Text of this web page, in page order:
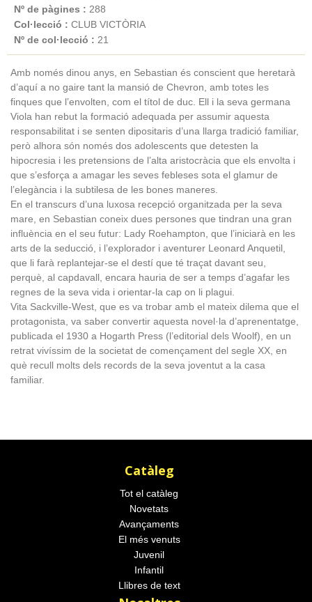
Nº de pàgines : 288
Col·lecció : CLUB VICTÒRIA
Nº de col·lecció : 21
Amb només dinou anys, en Sebastian és conscient que heretarà
d’aquí a no gaire tant la mansió de Chevron, amb totes les
finques que l’envolten, com el títol de duc. Ell i la seva germana
Viola han rebut la formació adequada per assumir aquesta
responsabilitat i se senten dipositaris d’una llarga tradició familiar,
però alhora són només dos adolescents que detesten la
hipocresia i les pretensions de l’alta aristocràcia que els envolta i
que s’esforça a amagar les seves febleses sota el glamur de
l’elegància i la subtilesa de les bones maneres.
En el transcurs d’una luxosa recepció organitzada per la seva
mare, en Sebastian coneix dues persones que tindran una gran
influència en el seu futur: Lady Roehampton, que l’iniciarà en les
arts de la seducció, i l’explorador i aventurer Leonard Anquetil,
que li farà replantejar-se el destí que té traçat davant seu,
perquè, al capdavall, encara hauria de ser a temps d’agafar les
regnes de la seva vida i orientar-la cap on li plagui.
Vita Sackville-West, que es va trobar amb el mateix dilema que el
protagonista, va saber convertir aquesta novel·la d’aprenentatge,
publicada el 1930 a Hogarth Press (l’editorial dels Woolf), en un
retrat vivíssim de la societat de començament del segle XX, en
què recull molts dels records de la seva joventut a la casa
familiar.
Catàleg
Tot el catàleg
Novetats
Avançaments
El més venuts
Juvenil
Infantil
Llibres de text